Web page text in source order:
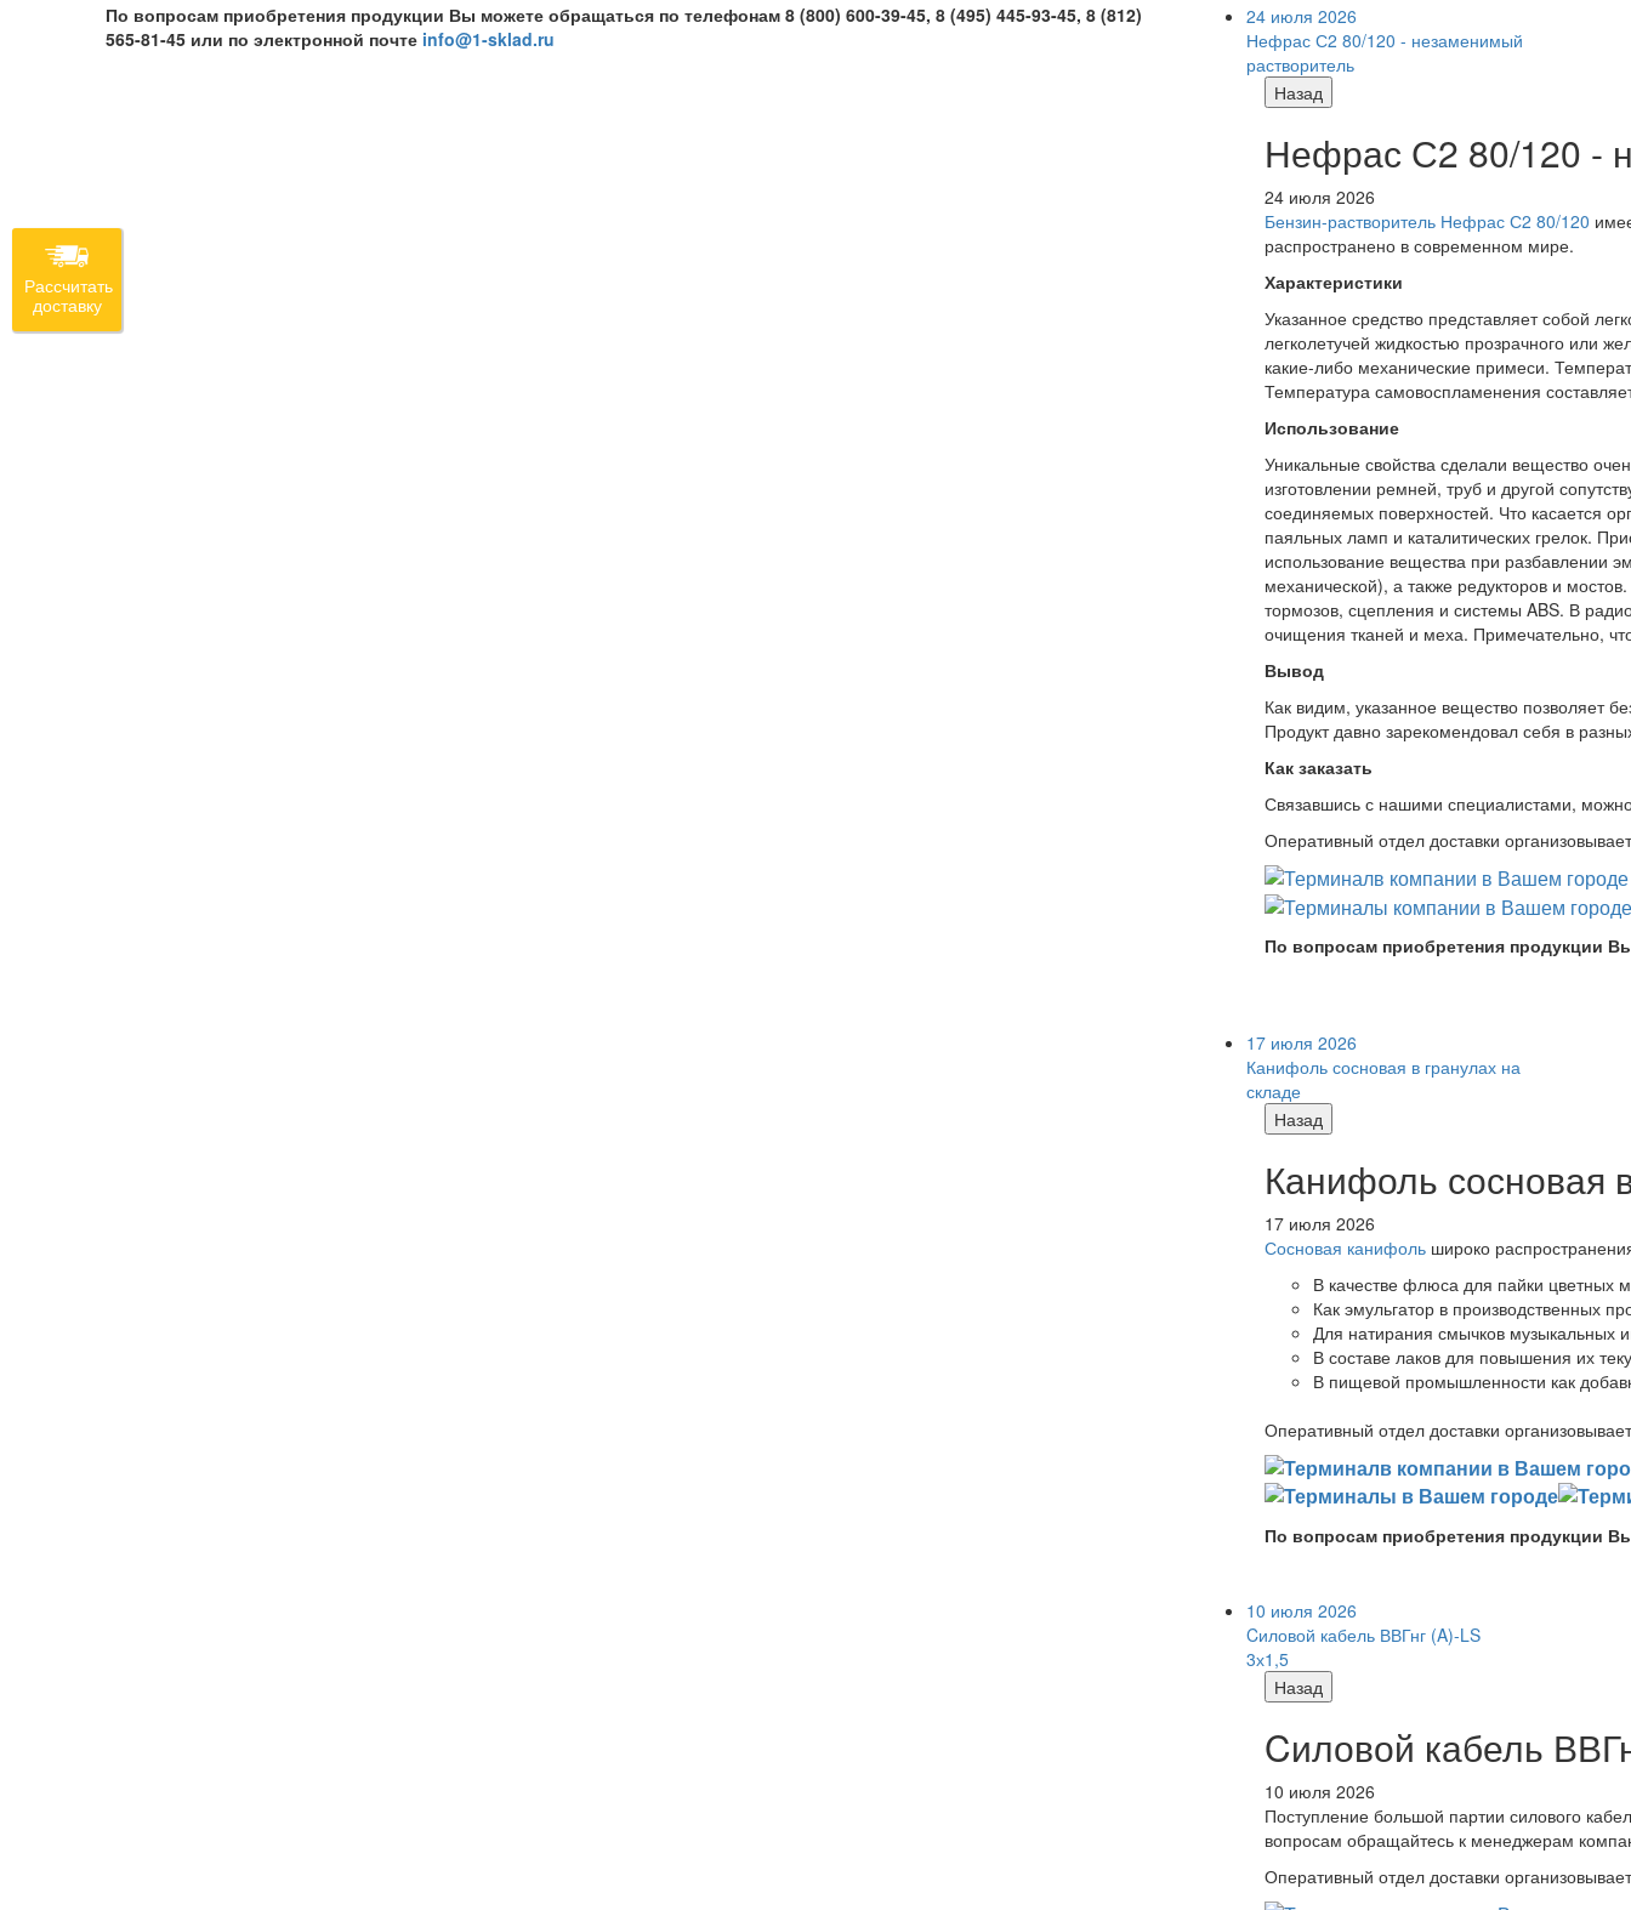
По вопросам приобретения продукции Вы можете обращаться по телефонам 8 (800) 600-39-45, 8 (495) 445-93-45, 8 (812)
565-81-45 или по электронной почте info@1-sklad.ru
24 июля 2026
Нефрас С2 80/120 - незаменимый
растворитель
Назад
Нефрас С2 80/120 -
24 июля 2026
Бензин-растворитель Нефрас С2 80/120
распространено в современном мире.
Характеристики
Указанное средство представляет собой
легколетучей жидкостью прозрачного или
какие-либо механические примеси.
Температура самовоспламенения
Использование
Уникальные свойства сделали вещество
изготовлении ремней, труб и другой
соединяемых поверхностей. Что касается
паяльных ламп и каталитических грелок.
использование вещества при разбавлении
механической), а также редукторов и
тормозов, сцепления и системы ABS. В
очищения тканей и меха. Примечательно,
Вывод
Как видим, указанное вещество позволяет
Продукт давно зарекомендовал себя в
Как заказать
Связавшись с нашими специалистами,
Оперативный отдел доставки
По вопросам приобретения продукции
17 июля 2026
Канифоль сосновая в гранулах на
складе
Назад
Канифоль сосновая
17 июля 2026
Сосновая канифоль широко
В качестве флюса для пайки цветных
Как эмульгатор в производственных
Для натирания смычков музыкальных
В составе лаков для повышения их
В пищевой промышленности как
Оперативный отдел доставки
По вопросам приобретения продукции
10 июля 2026
Cиловой кабель ВВГнг (A)-LS
3х1,5
Назад
Cиловой кабель
10 июля 2026
Поступление большой партии силового
вопросам обращайтесь к менеджерам
Оперативный отдел доставки
Рассчитать
доставку